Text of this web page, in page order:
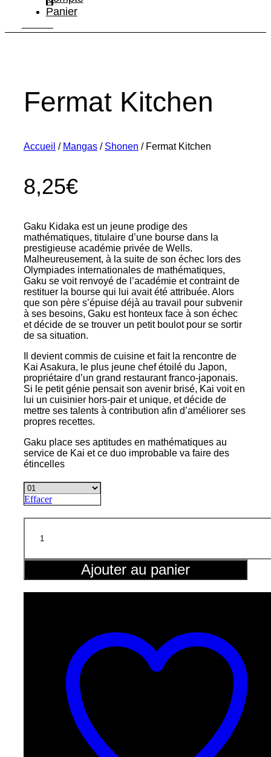
Panier
Fermat Kitchen
Accueil / Mangas / Shonen / Fermat Kitchen
8,25€
Gaku Kidaka est un jeune prodige des
mathématiques, titulaire d’une bourse dans la
prestigieuse académie privée de Wells.
Malheureusement, à la suite de son échec lors des
Olympiades internationales de mathématiques,
Gaku se voit renvoyé de l’académie et contraint de
restituer la bourse qui lui avait été attribuée. Alors
que son père s’épuise déjà au travail pour subvenir
à ses besoins, Gaku est honteux face à son échec
et décide de se trouver un petit boulot pour se sortir
de sa situation.
Il devient commis de cuisine et fait la rencontre de
Kai Asakura, le plus jeune chef étoilé du Japon,
propriétaire d’un grand restaurant franco-japonais.
Si le petit génie pensait son avenir brisé, Kai voit en
lui un cuisinier hors-pair et unique, et décide de
mettre ses talents à contribution afin d’améliorer ses
propres recettes.
Gaku place ses aptitudes en mathématiques au
service de Kai et ce duo improbable va faire des
étincelles
Effacer
quantité
Fermat
Ajouter au panier